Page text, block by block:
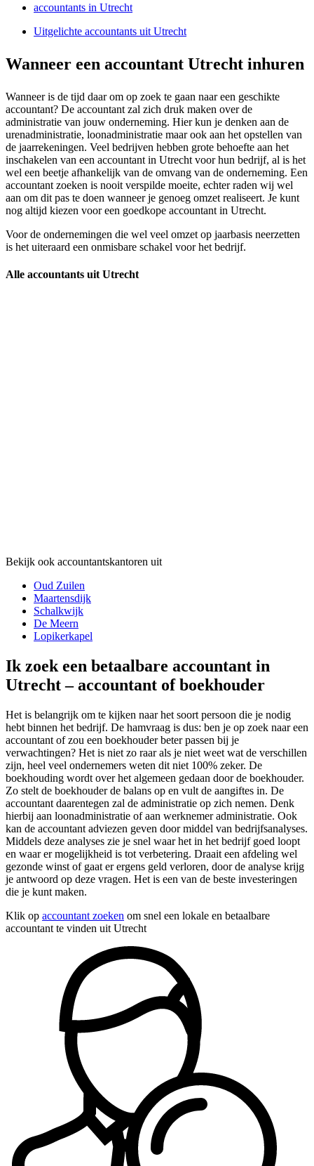
accountants in Utrecht
Uitgelichte accountants uit Utrecht
Wanneer een accountant Utrecht inhuren
Wanneer is de tijd daar om op zoek te gaan naar een geschikte
accountant? De accountant zal zich druk maken over de
administratie van jouw onderneming. Hier kun je denken aan de
urenadministratie, loonadministratie maar ook aan het opstellen van
de jaarrekeningen. Veel bedrijven hebben grote behoefte aan het
inschakelen van een accountant in Utrecht voor hun bedrijf, al is het
wel een beetje afhankelijk van de omvang van de onderneming. Een
accountant zoeken is nooit verspilde moeite, echter raden wij wel
aan om dit pas te doen wanneer je genoeg omzet realiseert. Je kunt
nog altijd kiezen voor een goedkope accountant in Utrecht.
Voor de ondernemingen die wel veel omzet op jaarbasis neerzetten
is het uiteraard een onmisbare schakel voor het bedrijf.
Alle accountants uit Utrecht
Bekijk ook accountantskantoren uit
Oud Zuilen
Maartensdijk
Schalkwijk
De Meern
Lopikerkapel
Ik zoek een betaalbare accountant in
Utrecht – accountant of boekhouder
Het is belangrijk om te kijken naar het soort persoon die je nodig
hebt binnen het bedrijf. De hamvraag is dus: ben je op zoek naar een
accountant of zou een boekhouder beter passen bij je
verwachtingen? Het is niet zo raar als je niet weet wat de verschillen
zijn, heel veel ondernemers weten dit niet 100% zeker. De
boekhouding wordt over het algemeen gedaan door de boekhouder.
Zo stelt de boekhouder de balans op en vult de aangiftes in. De
accountant daarentegen zal de administratie op zich nemen. Denk
hierbij aan loonadministratie of aan werknemer administratie. Ook
kan de accountant adviezen geven door middel van bedrijfsanalyses.
Middels deze analyses zie je snel waar het in het bedrijf goed loopt
en waar er mogelijkheid is tot verbetering. Draait een afdeling wel
gezonde winst of gaat er ergens geld verloren, door de analyse krijg
je antwoord op deze vragen. Het is een van de beste investeringen
die je kunt maken.
Klik op accountant zoeken om snel een lokale en betaalbare
accountant te vinden uit Utrecht